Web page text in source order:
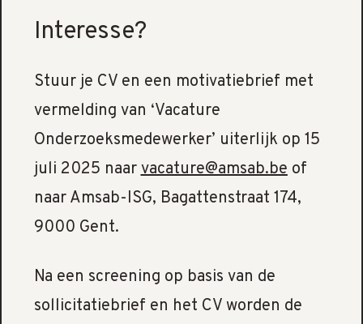
Interesse?
Stuur je CV en een motivatiebrief met
vermelding van ‘Vacature
Onderzoeksmedewerker’ uiterlijk op 15
juli 2025 naarvacature@amsab.beof
naar Amsab-ISG, Bagattenstraat 174,
9000 Gent.
Na een screening op basis van de
sollicitatiebrief en het CV worden de